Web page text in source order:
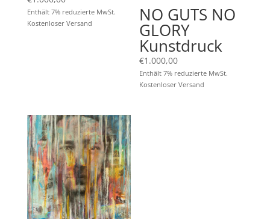
Enthält 7% reduzierte MwSt.
Kostenloser Versand
NO GUTS NO
GLORY
Kunstdruck
€1.000,00
Enthält 7% reduzierte MwSt.
Kostenloser Versand